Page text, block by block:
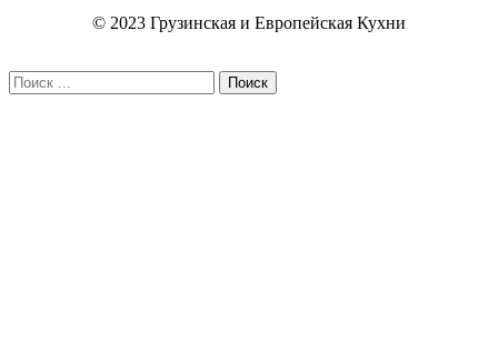
© 2023 Грузинская и Европейская Кухни